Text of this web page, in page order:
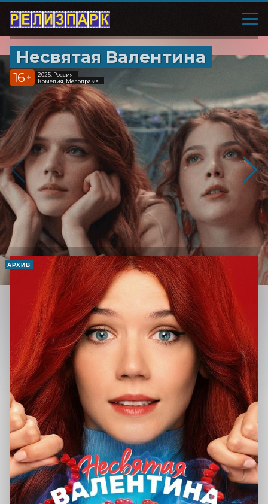
Несвятая Валентина
16 +
2025, Россия
Комедия, Мелодрама
АРХИВ